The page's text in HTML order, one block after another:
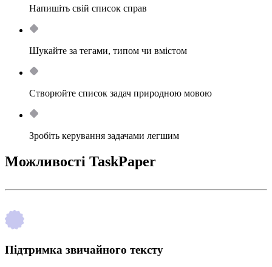
Напишіть свій список справ
Шукайте за тегами, типом чи вмістом
Створюйте список задач природною мовою
Зробіть керування задачами легшим
Можливості TaskPaper
Підтримка звичайного тексту